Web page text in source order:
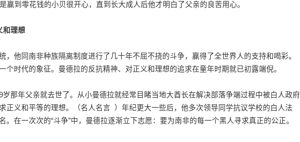
赢到零花钱的小贝很开心，直到长大成人后他才明白了父亲的良苦用心。
和理想
他同南非种族隔离制度进行了几十年不屈不挠的斗争，赢得了全世界人的支持和喝彩。
个时代的象征。曼德拉的反抗精神、对正义和理想的追求在童年时期就已初露端倪。
年父亲就去世了。从小曼德拉就经常目睹当地大酋长在解决部落争端过程中被白人政府
正义和平等的理想。（名人名言
）年纪更大一些后，他多次领导同学抗议学校的白人法
。在一次次的“斗争”中，曼德拉逐渐立下志愿：要为南非的每一个黑人寻求真正的公正。